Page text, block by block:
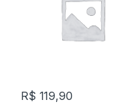
R$ 119,90